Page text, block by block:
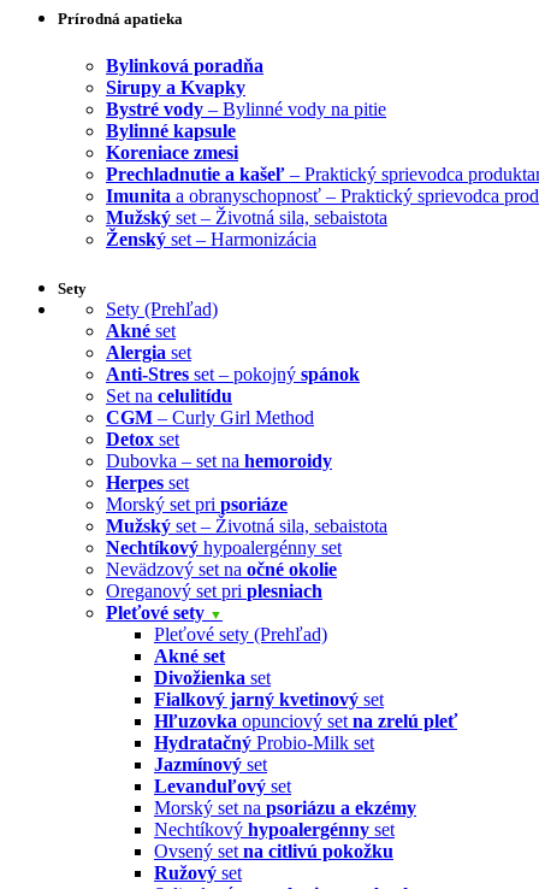
Prírodná apatieka
Bylinková poradňa
Sirupy a Kvapky
Bystré vody – Bylinné vody na pitie
Bylinné kapsule
Koreniace zmesi
Prechladnutie a kašeľ – Praktický sprievodca
Imunita a obranyschopnosť – Praktický sprievodca
Mužský set – Životná sila, sebaistota
Ženský set – Harmonizácia
Sety
Sety (Prehľad)
Akné set
Alergia set
Anti-Stres set – pokojný spánok
Set na celulitídu
CGM – Curly Girl Method
Detox set
Dubovka – set na hemoroidy
Herpes set
Morský set pri psoriáze
Mužský set – Životná sila, sebaistota
Nechtíkový hypoalergénny set
Nevädzový set na očné okolie
Oreganový set pri plesniach
Pleťové sety ▼
Pleťové sety (Prehľad)
Akné set
Divožienka set
Fialkový jarný kvetinový set
Hľuzovka opunciový set na zrelú pleť
Hydratačný Probio-Milk set
Jazmínový set
Levanduľový set
Morský set na psoriázu a ekzémy
Nechtíkový hypoalergénny set
Ovsený set na citlivú pokožku
Ružový set